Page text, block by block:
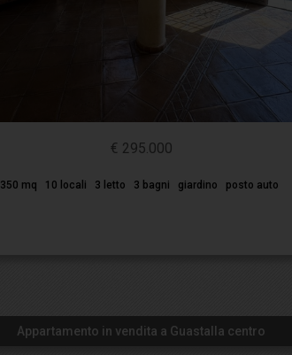
€ 295.000
350 mq 10 locali 3 letto 3 bagni giardino posto auto
Appartamento in vendita a Guastalla centro